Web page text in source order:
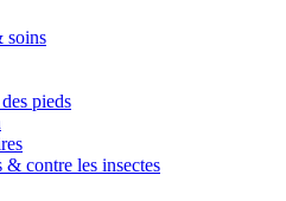
soins
pieds
& contre les insectes